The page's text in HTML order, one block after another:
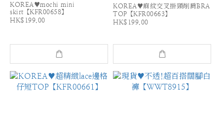
KOREA♥mochi mini
skirt【KFR00658】
HK$199.00
KOREA♥麻紋交叉掛頸削肩BRA
TOP【KFR00663】
HK$199.00